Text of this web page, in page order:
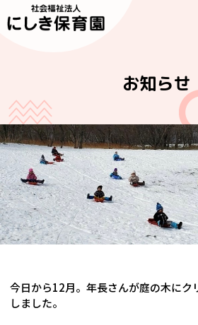
お知らせ
今日から12月。年長さんが庭の木にク
しました。